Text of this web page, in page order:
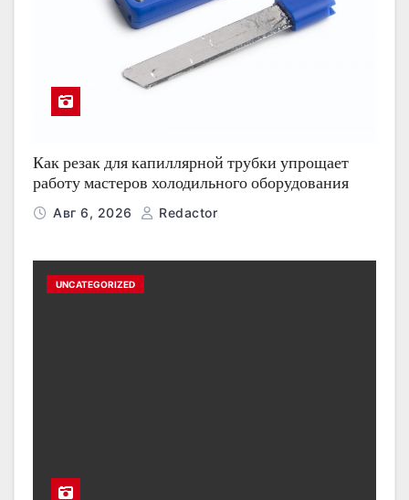
Как резак для капиллярной трубки упрощает
работу мастеров холодильного оборудования
Авг 6, 2026 Redactor
UNCATEGORIZED